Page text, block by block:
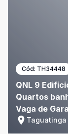
Cód: TH34448
QNL 9
Quartos
Vaga de